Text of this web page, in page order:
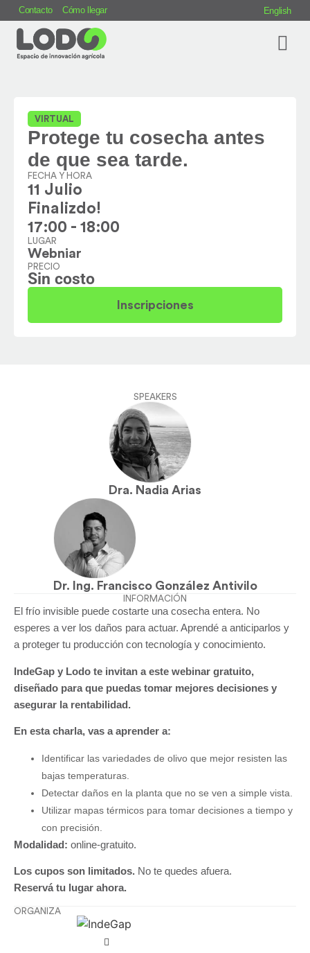
Contacto Cómo llegar English
VIRTUAL
Protege tu cosecha antes
de que sea tarde.
FECHA Y HORA
11 Julio
Finalizdo!
17:00 - 18:00
LUGAR
Webniar
PRECIO
Sin costo
Inscripciones
SPEAKERS
Dra. Nadia Arias
Dr. Ing. Francisco González Antivilo
INFORMACIÓN
El frío invisible puede costarte una cosecha entera. No
esperes a ver los daños para actuar. Aprendé a anticiparlos y
a proteger tu producción con tecnología y conocimiento.
IndeGap y Lodo te invitan a este webinar gratuito,
diseñado para que puedas tomar mejores decisiones y
asegurar la rentabilidad.
En esta charla, vas a aprender a:
Identificar las variedades de olivo que mejor resisten las
bajas temperaturas.
Detectar daños en la planta que no se ven a simple vista.
Utilizar mapas térmicos para tomar decisiones a tiempo y
con precisión.
Modalidad: online-gratuito.
Los cupos son limitados. No te quedes afuera.
Reservá tu lugar ahora.
ORGANIZA